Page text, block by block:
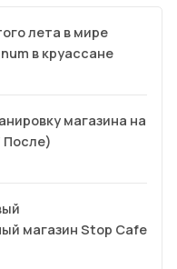
лета в мире
в круассане
магазина на
магазин Stop Cafe